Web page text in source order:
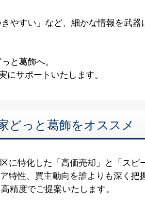
やすい」など、細かな情報を武
と葛飾へ。
サポートいたします。
どっと葛飾をオススメ
に特化した「高価売却」と「ス
特性、買主動向を誰よりも深く把
精度でご提案いたします。